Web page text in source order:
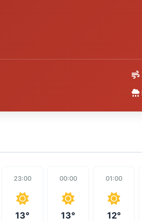
23:00
13°
00:00
13°
01:00
12°